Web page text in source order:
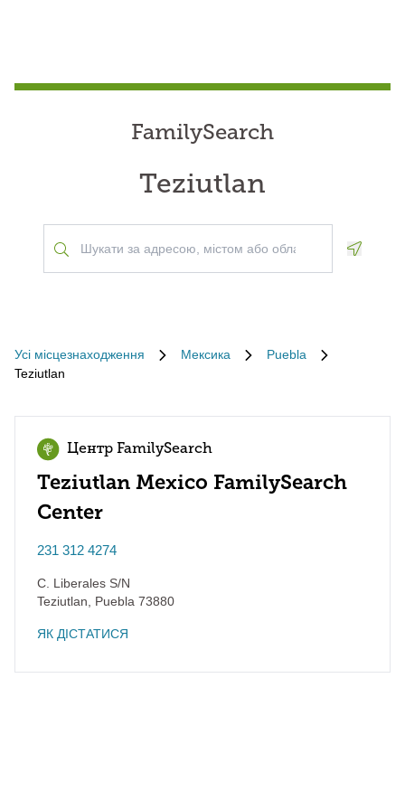
FamilySearch
Teziutlan
Усі місцезнаходження Мексика
Puebla
Teziutlan
Центр FamilySearch
Teziutlan Mexico FamilySearch
Center
231 312 4274
C. Liberales S/N
Teziutlan
Puebla 73880
ЯК ДІСТАТИСЯ